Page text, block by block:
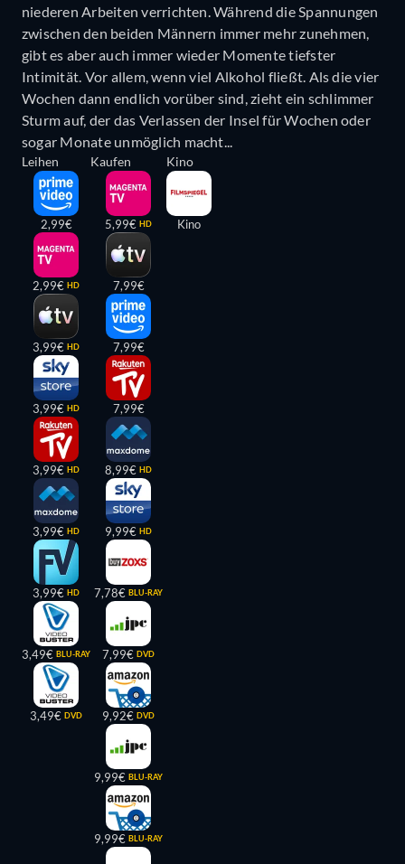
niederen Arbeiten verrichten. Während die Spannungen
zwischen den beiden Männern immer mehr zunehmen,
gibt es aber auch immer wieder Momente tiefster
Intimität. Vor allem, wenn viel Alkohol fließt. Als die vier
Wochen dann endlich vorüber sind, zieht ein schlimmer
Sturm auf, der das Verlassen der Insel für Wochen oder
sogar Monate unmöglich macht...
Leihen
2,99€
2,99€ HD
3,99€ HD
3,99€ HD
3,99€ HD
3,99€ HD
3,99€ HD
3,49€ BLU-RAY
3,49€ DVD
Kaufen
5,99€ HD
7,99€
7,99€
7,99€
8,99€ HD
9,99€ HD
7,78€ BLU-RAY
7,99€ DVD
9,92€ DVD
9,99€ BLU-RAY
9,99€ BLU-RAY
Kino
Kino